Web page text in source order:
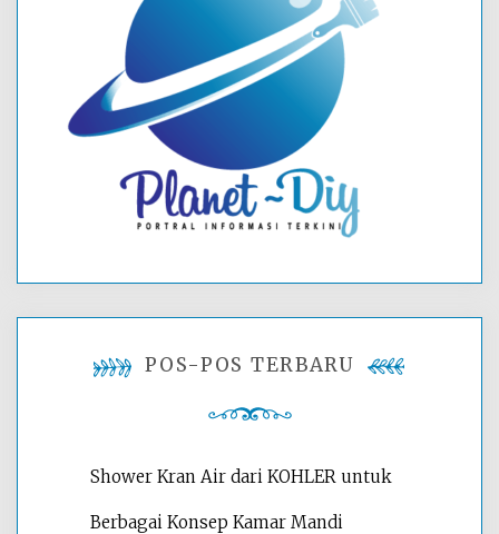
POS-POS TERBARU
Shower Kran Air dari KOHLER untuk
Berbagai Konsep Kamar Mandi